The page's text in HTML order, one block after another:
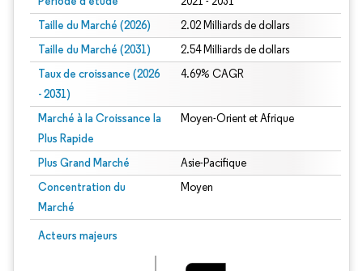
Taille du Marché (2026) 2.02 Milliards de dollars
Taille du Marché (2031) 2.54 Milliards de dollars
Taux de croissance (2026
- 2031)
4.69% CAGR
Marché à la Croissance la
Plus Rapide
Moyen-Orient et Afrique
Plus Grand Marché Asie-Pacifique
Concentration du
Marché
Moyen
Acteurs majeurs
Image © Mordor Intelligence. La réutilisation nécessite une attribution sous CC